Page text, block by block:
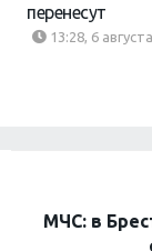
перенесут
13:28, 6 августа
МЧС: в